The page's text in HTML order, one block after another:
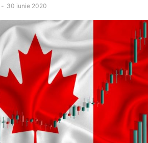
- 30 iunie 2020